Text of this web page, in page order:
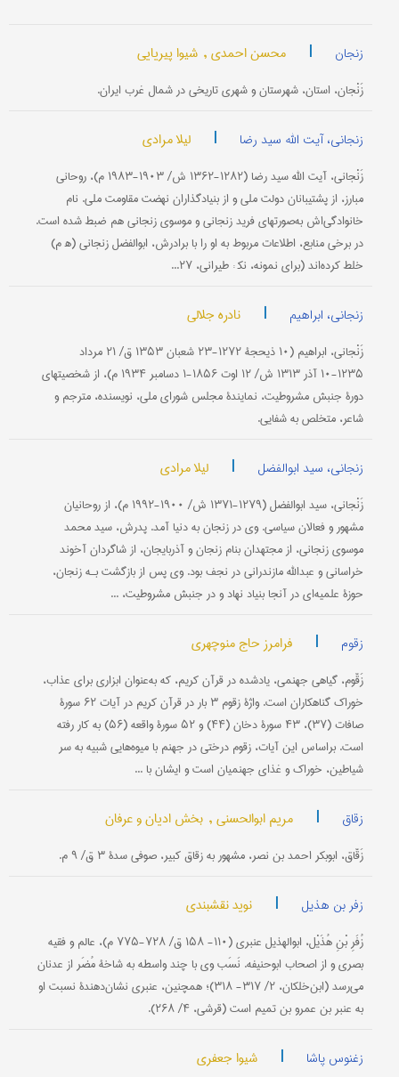
زنجان | محسن احمدی , شیوا پیریایی
زَنْجان، استان، شهرستان و شهری تاریخی در شمال غرب ایران.
زنجانی، آیت الله سید رضا | لیلا مرادی
زَنْجانی، آیت ‎الله سید رضا (۱۲۸۲-۱۳۶۲ ش/ ۱۹۰۳-۱۹۸۳ م)، روحانی
مبارز، از پشتیبانان دولت ملی و از بنیادگذاران نهضت مقاومت ملی. نام
خانوادگی‌اش به‌صورتهای فرید زنجانی و موسوی زنجانی هم ضبط شده است.
در برخی منابع، اطلاعات مربوط به او را با برادرش، ابوالفضل زنجانی (ه‍ م)
خلط کرده‌اند (برای نمونه، نک‍ : طیرانی، ۲۷...
زنجانی، ابراهیم | نادره جلالی
زَنْجانی، ابراهیم (۱۰ ذیحجۀ ۱۲۷۲-۲۳ شعبان ۱۳۵۳ ق/ ۲۱ مرداد
۱۲۳۵-۱۰ آذر ۱۳۱۳ ش/ ۱۲ اوت ۱۸۵۶-۱ دسامبر ۱۹۳۴ م)، از شخصیتهای
دورۀ جنبش مشروطیت، نمایندۀ مجلس شورای ملی، نویسنده، مترجم و
شاعر، متخلص به شفایی.
زنجانی، سید ابوالفضل | لیلا مرادی
زَنْجانی، سید ابوالفضل (۱۲۷۹-۱۳۷۱ ش/ ۱۹۰۰-۱۹۹۲ م)، از روحانیان
مشهور و فعالان سیاسی. وی در زنجان به دنیا آمد. پدرش، سید محمد
موسوی زنجانی، از مجتهدان بنام زنجان و آذربایجان، از شاگردان آخوند
خراسانی و عبدالله مازندرانی در نجف بود. وی پس از بازگشت بـه زنجان،
حوزۀ علمیه‌ای در آنجا بنیاد نهاد و در جنبش مشروطیت، ...
زقوم | فرامرز حاج منوچهری
زَقّوم، گياهی جهنمی، يادشده در قرآن کريم، که به‌عنوان ابزاری برای عذاب،
خوراک گناهکاران است. واژۀ زقوم ۳ بار در قرآن کريم در آيات ۶۲ سورۀ
صافات (۳۷)، ۴۳ سورۀ دخان (۴۴) و ۵۲ سورۀ واقعه (۵۶) به کار رفته
است. براساس اين آيات، زقوم درختی در جهنم با ميوه‌هايی شبيه به سر
شياطين، خوراک و غذای جهنميان است و ايشان با ...
زقاق | مریم ابوالحسنی , بخش ادیان و عرفان
زَقّاق، ابوبکر احمد بن نصر، مشهور به زقاق کبیر، صوفی سدۀ ۳ ق/ ۹ م.
زفر بن هذیل | نوید نقشبندی
زُفَرِ بْنِ هُذَیْل، ابوالهذیل عنبری (۱۱۰- ۱۵۸ ق/ ۷۲۸-۷۷۵ م)، عالم و فقیه
بصری و از اصحاب ابوحنیفه. نَسَب وی با چند واسطه به شاخۀ مُضَر از عدنان
می‌رسد (ابن‌خلکان، ۲/ ۳۱۷- ۳۱۸)؛ همچنین، عنبری نشان‌دهندۀ نسبت او
به عنبر بن عمرو بن تمیم است (قرشی، ۴/ ۲۶۸).
زغنوس پاشا | شیوا جعفری